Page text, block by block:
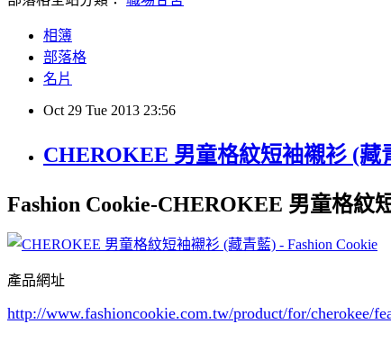
相簿
部落格
名片
Oct 29 Tue 2013 23:56
CHEROKEE 男童格紋短袖襯衫 (藏
Fashion Cookie-CHEROKEE 男童格紋
產品網址
http://www.fashioncookie.com.tw/product/for/cherokee/